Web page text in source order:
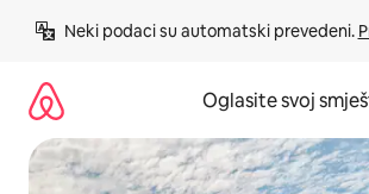
Neki podaci su automatski prevedeni.
Oglasite svoj